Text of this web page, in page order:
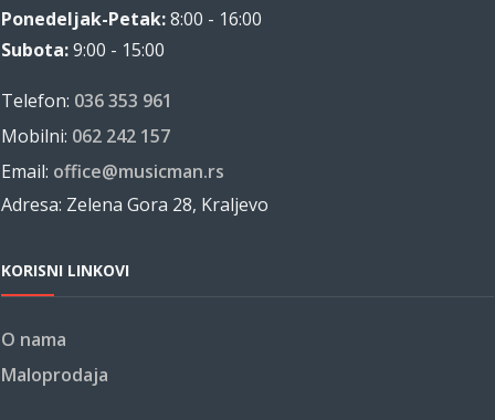
Ponedeljak-Petak:8:00 - 16:00
Subota:9:00 - 15:00
Telefon: 036 353 961
Mobilni: 062 242 157
Email: office@musicman.rs
Adresa: Zelena Gora 28, Kraljevo
KORISNI LINKOVI
O nama
Maloprodaja